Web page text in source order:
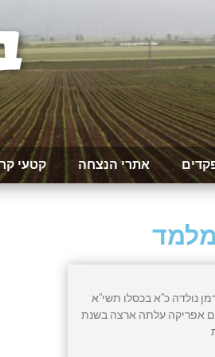
אתרי הנצחה קטעי
מלמד
נולדה כ"א בכסלו תשי"א
– דרום אפריקה עלתה ארצה בשנת